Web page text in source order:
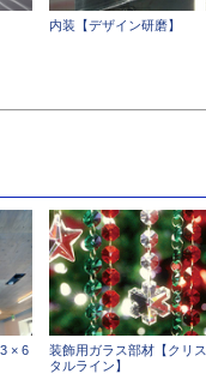
内装【デザイン研磨】
× 6
装飾用ガラス部材【クリス
タルライン】